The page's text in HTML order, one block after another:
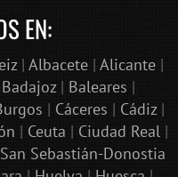
EN:
| Albacete| Alicante|
Badajoz| Baleares |
| Cáceres | Cádiz|
| Ceuta | Ciudad Real|
Sebastián-Donostia